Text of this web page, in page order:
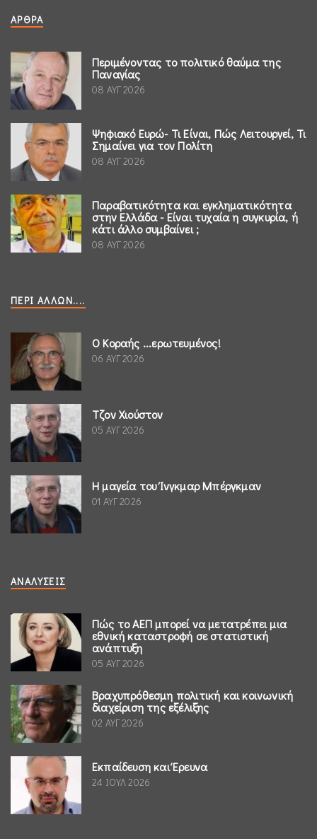
ΆΡΘΡΑ
Περιμένοντας το πολιτικό θαύμα της
Παναγίας
08 ΑΥΓ 2026
Ψηφιακό Ευρώ- Τι Είναι, Πώς Λειτουργεί, Τι
Σημαίνει για τον Πολίτη
08 ΑΥΓ 2026
Παραβατικότητα και εγκληματικότητα
στην Ελλάδα - Είναι τυχαία η συγκυρία, ή
κάτι άλλο συμβαίνει ;
08 ΑΥΓ 2026
ΠΕΡΊ ΆΛΛΩΝ....
Ο Κοραής ...ερωτευμένος!
06 ΑΥΓ 2026
Τζον Χιούστον
05 ΑΥΓ 2026
Η μαγεία του Ίνγκμαρ Μπέργκμαν
01 ΑΥΓ 2026
ΑΝΑΛΎΣΕΙΣ
Πώς το ΑΕΠ μπορεί να μετατρέπει μια
εθνική καταστροφή σε στατιστική
ανάπτυξη
05 ΑΥΓ 2026
Βραχυπρόθεσμη πολιτική και κοινωνική
διαχείριση της εξέλιξης
02 ΑΥΓ 2026
Εκπαίδευση και Έρευνα
24 ΙΟΥΛ 2026